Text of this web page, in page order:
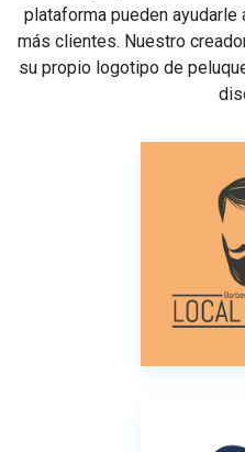
plataforma pueden ayudarle
más clientes. Nuestro
su propio logotipo de